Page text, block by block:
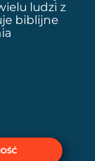
ludzi z
biblijne